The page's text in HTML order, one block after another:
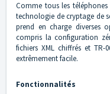
Comme tous les téléphones
technologie de cryptage de
prend en charge diverses
compris la configuration
fichiers XML chiffrés et
extrêmement facile.
Fonctionnalités